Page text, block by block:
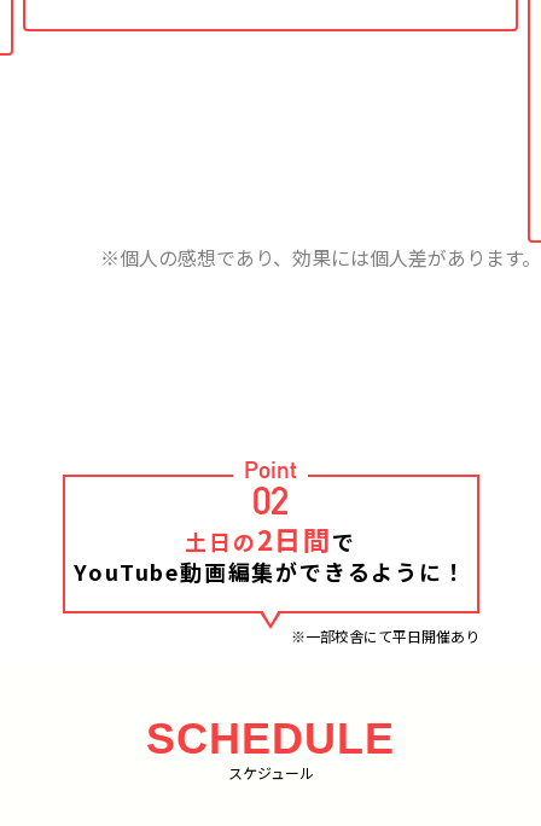
※個人の感想であり、効果には個人差があります。
Point
02
土日の2日間で
YouTube動画編集ができるように！
※一部校舎にて平日開催あり
SCHEDULE
スケジュール